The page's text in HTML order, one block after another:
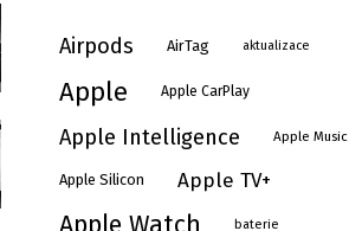
Airpods AirTag aktualizace
Apple Apple CarPlay
Apple Intelligence Apple Music
Apple Silicon Apple TV+
baterie